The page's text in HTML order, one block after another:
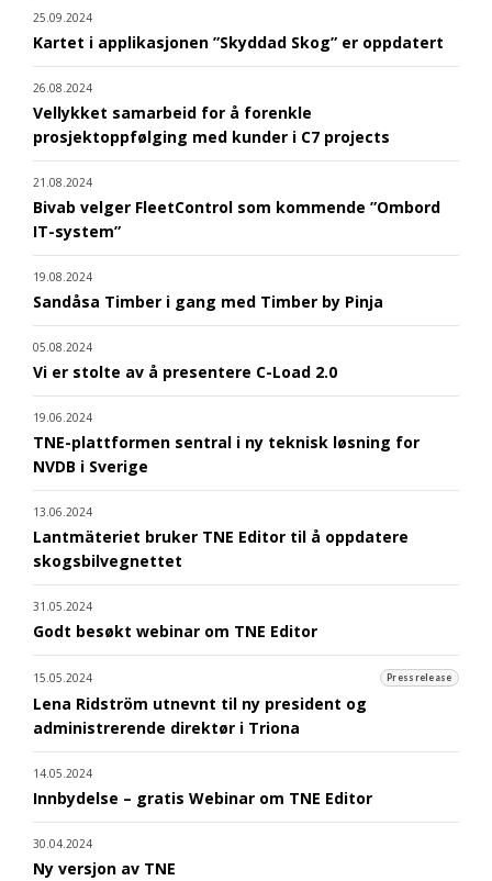
25.09.2024
Kartet i applikasjonen ”Skyddad Skog” er oppdatert
26.08.2024
Vellykket samarbeid for å forenkle
prosjektoppfølging med kunder i C7 projects
21.08.2024
Bivab velger FleetControl som kommende ”Ombord
IT-system”
19.08.2024
Sandåsa Timber i gang med Timber by Pinja
05.08.2024
Vi er stolte av å presentere C-Load 2.0
19.06.2024
TNE-plattformen sentral i ny teknisk løsning for
NVDB i Sverige
13.06.2024
Lantmäteriet bruker TNE Editor til å oppdatere
skogsbilvegnettet
31.05.2024
Godt besøkt webinar om TNE Editor
15.05.2024 Pressrelease
Lena Ridström utnevnt til ny president og
administrerende direktør i Triona
14.05.2024
Innbydelse – gratis Webinar om TNE Editor
30.04.2024
Ny versjon av TNE